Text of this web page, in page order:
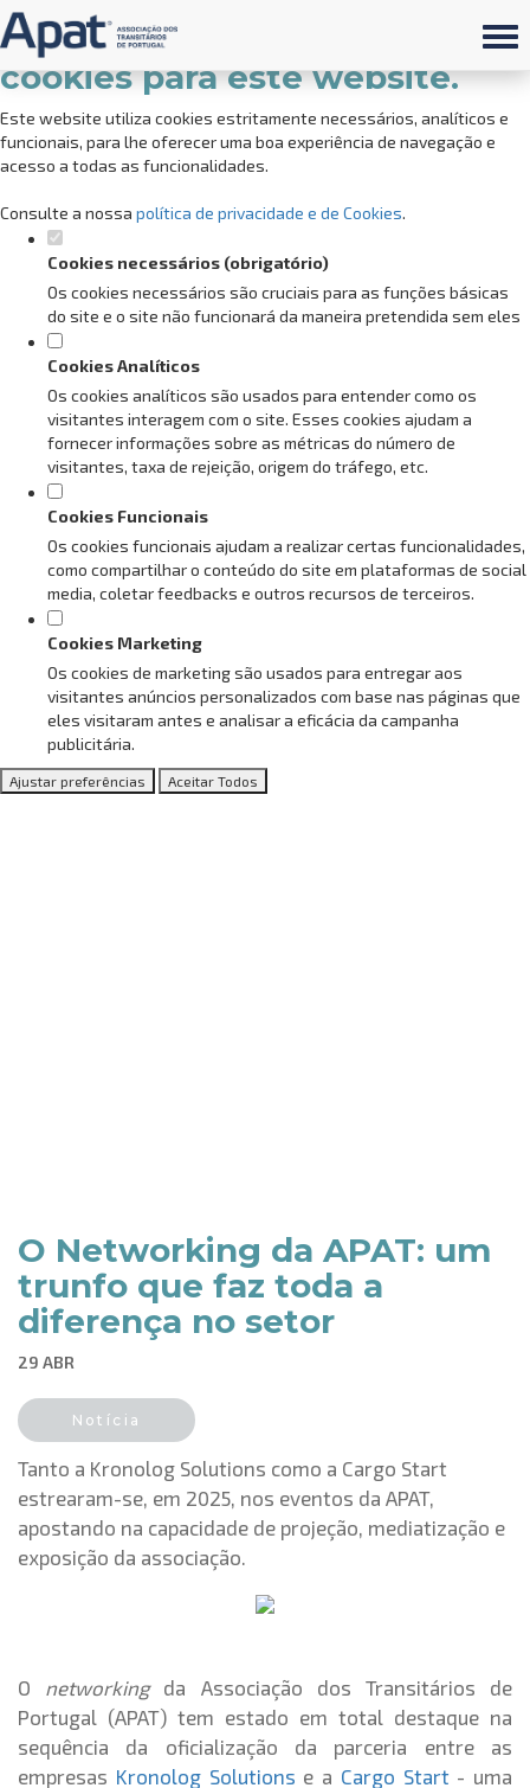
Defina as suas preferências de
cookies para este website.
Este website utiliza cookies estritamente necessários, analíticos e
funcionais, para lhe oferecer uma boa experiência de navegação e
acesso a todas as funcionalidades.
Consulte a nossa política de privacidade e de Cookies.
Cookies necessários (obrigatório)
Os cookies necessários são cruciais para as funções básicas
do site e o site não funcionará da maneira pretendida sem eles
Cookies Analíticos
Os cookies analíticos são usados para entender como os
visitantes interagem com o site. Esses cookies ajudam a
fornecer informações sobre as métricas do número de
visitantes, taxa de rejeição, origem do tráfego, etc.
Cookies Funcionais
Os cookies funcionais ajudam a realizar certas funcionalidades,
como compartilhar o conteúdo do site em plataformas de social
media, coletar feedbacks e outros recursos de terceiros.
Cookies Marketing
Os cookies de marketing são usados para entregar aos
visitantes anúncios personalizados com base nas páginas que
eles visitaram antes e analisar a eficácia da campanha
publicitária.
Ajustar preferências Aceitar Todos
O Networking da APAT: um
trunfo que faz toda a
diferença no setor
29 ABR
Notícia
Tanto a Kronolog Solutions como a Cargo Start
estrearam-se, em 2025, nos eventos da APAT,
apostando na capacidade de projeção, mediatização e
exposição da associação.
O networking da Associação dos Transitários de
Portugal (APAT) tem estado em total destaque na
sequência da oficialização da parceria entre as
empresas Kronolog Solutions e a Cargo Start- uma